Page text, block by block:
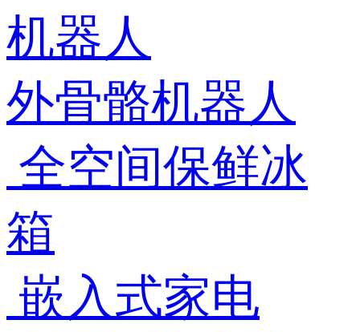
机器人
外骨骼机器人
全空间保鲜冰
箱
嵌入式家电